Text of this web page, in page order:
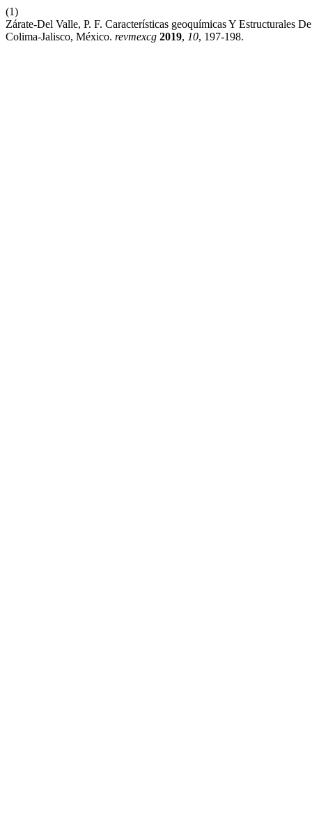
(1)
Zárate-Del Valle, P. F. Características geoquímicas Y Estructurales
Colima-Jalisco, México. revmexcg 2019, 10, 197-198.